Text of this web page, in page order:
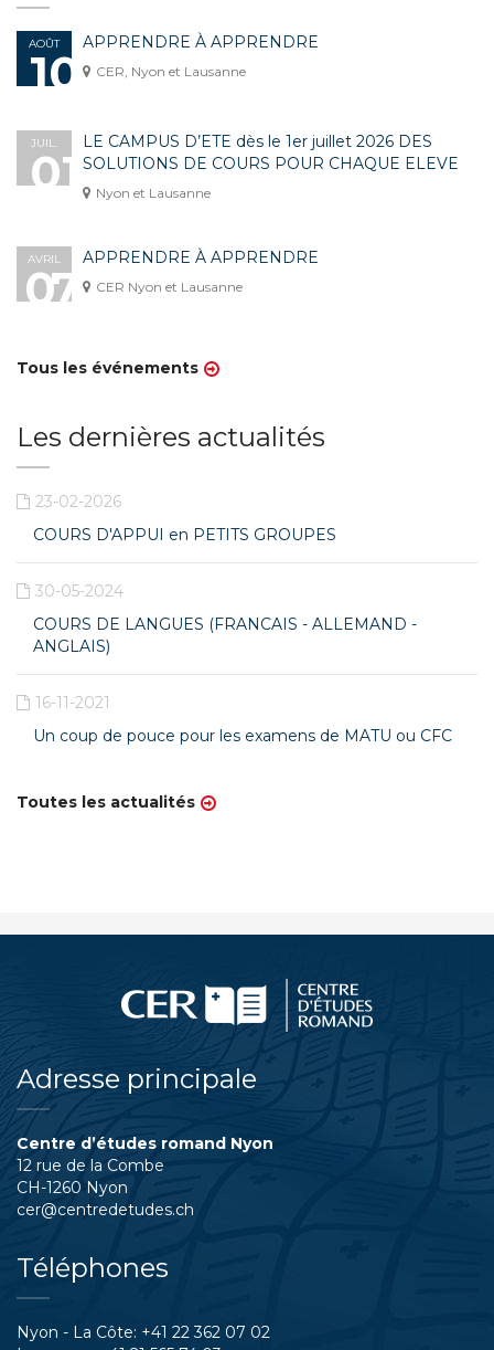
AOÛT
10
APPRENDRE À APPRENDRE
CER, Nyon et Lausanne
JUIL.
01
LE CAMPUS D’ETE dès le 1er juillet 2026 DES
SOLUTIONS DE COURS POUR CHAQUE ELEVE
Nyon et Lausanne
AVRIL
07
APPRENDRE À APPRENDRE
CER Nyon et Lausanne
Tous les événements
Les dernières actualités
23-02-2026
COURS D'APPUI en PETITS GROUPES
30-05-2024
COURS DE LANGUES (FRANCAIS - ALLEMAND -
ANGLAIS)
16-11-2021
Un coup de pouce pour les examens de MATU ou CFC
Toutes les actualités
Adresse principale
Centre d’études romand Nyon
12 rue de la Combe
CH-1260 Nyon
cer@centredetudes.ch
Téléphones
Nyon - La Côte: +41 22 362 07 02